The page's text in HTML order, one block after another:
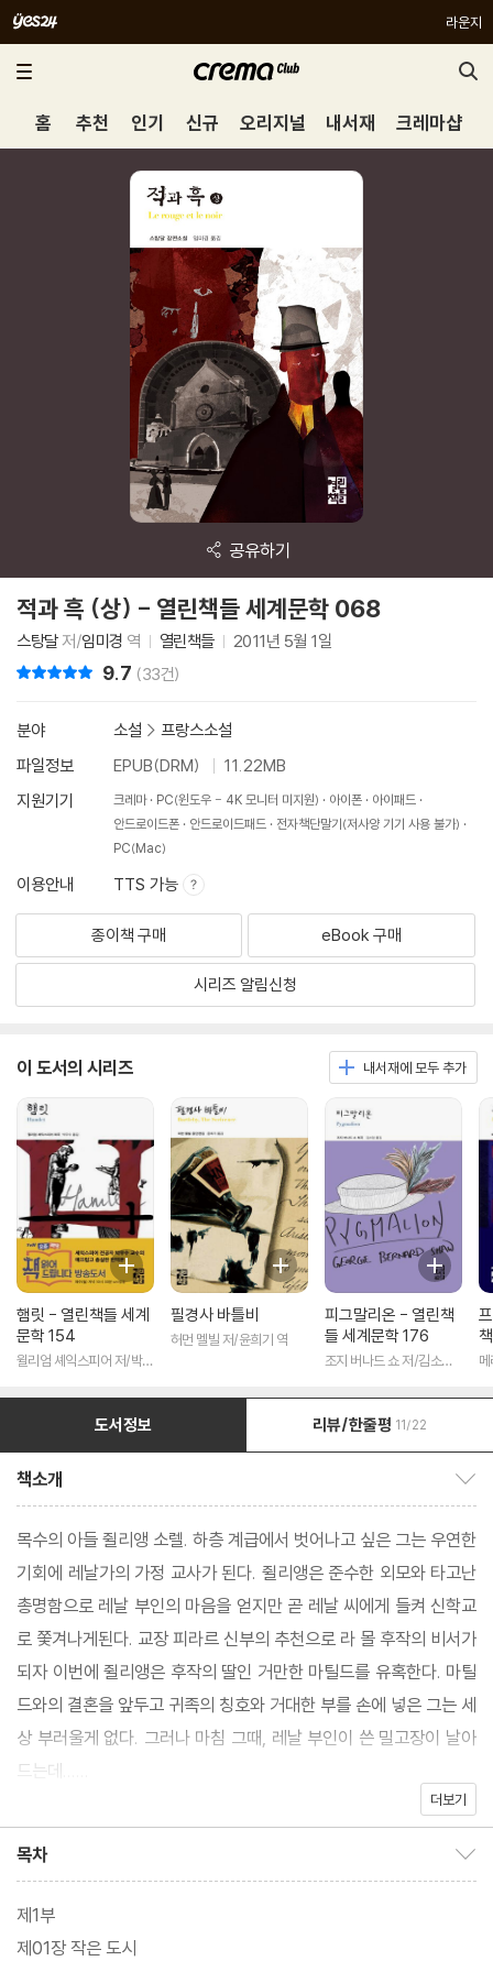
라운지
홈 추천 인기 신규 오리지널 내서재 크레마샵
공유하기
적과 흑 (상) - 열린책들 세계문학 068
스탕달저/임미경 역 열린책들 2011년 5월 1일
9.7 (33건)
분야 소설 > 프랑스소설
파일정보
EPUB(DRM)
11.22MB
지원기기
크레마 PC(윈도우 - 4K 모니터 미지원) 아이폰
아이패드
안드로이드폰
안드로이드패드
전자책단말기(저사양 기기 사용 불가)
PC(Mac)
이용안내 TTS 가능
종이책 구매 eBook 구매
시리즈 알림신청
이 도서의 시리즈 내서재에 모두 추가
햄릿 - 열린책들 세계
문학 154
윌리엄 셰익스피어 저/박우
필경사 바틀비
허먼 멜빌 저/윤희기 역
피그말리온 - 열린책
들 세계문학 176
조지 버나드 쇼 저/김소임
도서정보 리뷰/한줄평 11/22
책소개
목수의 아들 쥘리앵 소렐. 하층 계급에서 벗어나고 싶은 그는 우연한
기회에 레날가의 가정 교사가 된다. 쥘리앵은 준수한 외모와 타고난
총명함으로 레날 부인의 마음을 얻지만 곧 레날 씨에게 들켜 신학교
로 쫓겨나게된다. 교장 피라르 신부의 추천으로 라 몰 후작의 비서가
되자 이번에 쥘리앵은 후작의 딸인 거만한 마틸드를 유혹한다. 마틸
드와의 결혼을 앞두고 귀족의 칭호와 거대한 부를 손에 넣은 그는 세
상 부러울게 없다. 그러나 마침 그때, 레날 부인이 쓴 밀고장이 날아
드는데......
연애담처럼 보이는 이 소설은 당시의 사회와 문화를 고스란히 보여
줌음 물론 정치와 계급으로 얽힌 프랑스 사회를 예리하게 간파해 내
고 있다. '1830년의 연대기'라는 부제가 말해 주듯 이 작품에서는 프
더보기
목차
제1부
제01장 작은 도시